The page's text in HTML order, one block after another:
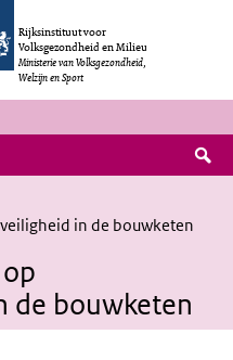
Rijksinstituut voor
Volksgezondheid en Milieu
Ministerie van Volksgezondheid,
Welzijn en Sport
in de bouwketen
de bouwketen